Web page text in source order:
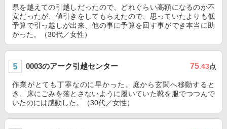
県を越えての引越しだったので、どれぐらい高額になるのか不
安だったが、値引きをしてもらえたので、思っていたよりも低
予算で引っ越しが出来、他の事に予算を回す事ができ本当に助
かった。（30代／女性）
0003のアーク引越センター 75.43点
作業がとても丁寧なのに早かった。庭から玄関へ移動すると
き、床にごみを落とさないように履いていた靴を服でつつんで
いたのには感動した。（30代／女性）